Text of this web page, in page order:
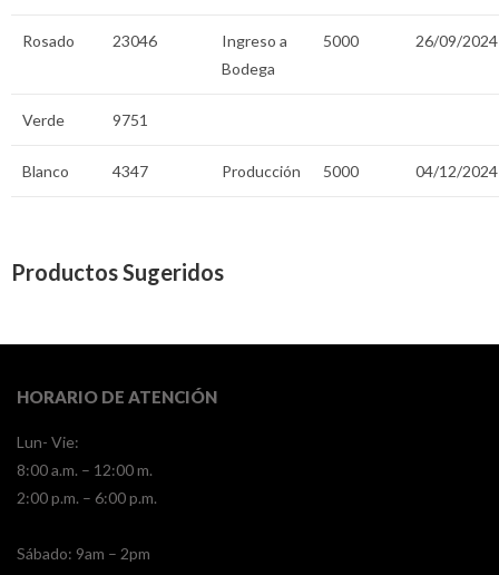
Rosado 23046
Ingreso a
Bodega
5000 26/09/2024
Verde 9751
Blanco 4347 Producción 5000 04/12/2024
Productos Sugeridos
HORARIO DE ATENCIÓN
Lun- Vie:
8:00 a.m. – 12:00 m.
2:00 p.m. – 6:00 p.m.
​​Sábado: 9am – 2pm